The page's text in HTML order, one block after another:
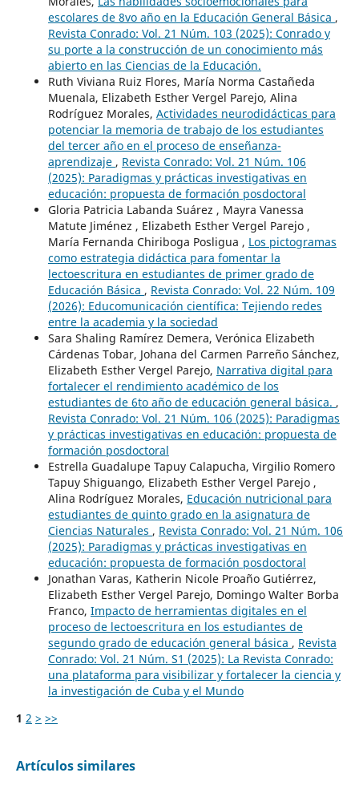
escolares de 8vo año en la Educación General Básica ,
Revista Conrado: Vol. 21 Núm. 103 (2025): Conrado y
su porte a la construcción de un conocimiento más
abierto en las Ciencias de la Educación.
Ruth Viviana Ruiz Flores, María Norma Castañeda
Muenala, Elizabeth Esther Vergel Parejo, Alina
Rodríguez Morales, Actividades neurodidácticas para
potenciar la memoria de trabajo de los estudiantes
del tercer año en el proceso de enseñanza-
aprendizaje , Revista Conrado: Vol. 21 Núm. 106
(2025): Paradigmas y prácticas investigativas en
educación: propuesta de formación posdoctoral
Gloria Patricia Labanda Suárez , Mayra Vanessa
Matute Jiménez , Elizabeth Esther Vergel Parejo ,
María Fernanda Chiriboga Posligua , Los pictogramas
como estrategia didáctica para fomentar la
lectoescritura en estudiantes de primer grado de
Educación Básica , Revista Conrado: Vol. 22 Núm. 109
(2026): Educomunicación científica: Tejiendo redes
entre la academia y la sociedad
Sara Shaling Ramírez Demera, Verónica Elizabeth
Cárdenas Tobar, Johana del Carmen Parreño Sánchez,
Elizabeth Esther Vergel Parejo, Narrativa digital para
fortalecer el rendimiento académico de los
estudiantes de 6to año de educación general básica. ,
Revista Conrado: Vol. 21 Núm. 106 (2025): Paradigmas
y prácticas investigativas en educación: propuesta de
formación posdoctoral
Estrella Guadalupe Tapuy Calapucha, Virgilio Romero
Tapuy Shiguango, Elizabeth Esther Vergel Parejo ,
Alina Rodríguez Morales, Educación nutricional para
estudiantes de quinto grado en la asignatura de
Ciencias Naturales , Revista Conrado: Vol. 21 Núm. 106
(2025): Paradigmas y prácticas investigativas en
educación: propuesta de formación posdoctoral
Jonathan Varas, Katherin Nicole Proaño Gutiérrez,
Elizabeth Esther Vergel Parejo, Domingo Walter Borba
Franco, Impacto de herramientas digitales en el
proceso de lectoescritura en los estudiantes de
segundo grado de educación general básica , Revista
Conrado: Vol. 21 Núm. S1 (2025): La Revista Conrado:
una plataforma para visibilizar y fortalecer la ciencia y
la investigación de Cuba y el Mundo
1 2 > >>
Artículos similares